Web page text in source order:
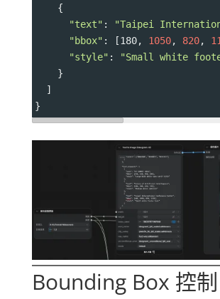
    {
"text" :
"Taipei
"bbox" : [180, 1050, 820,
"style" :
"Small white
    }
  ]
}
Bounding Box 控制